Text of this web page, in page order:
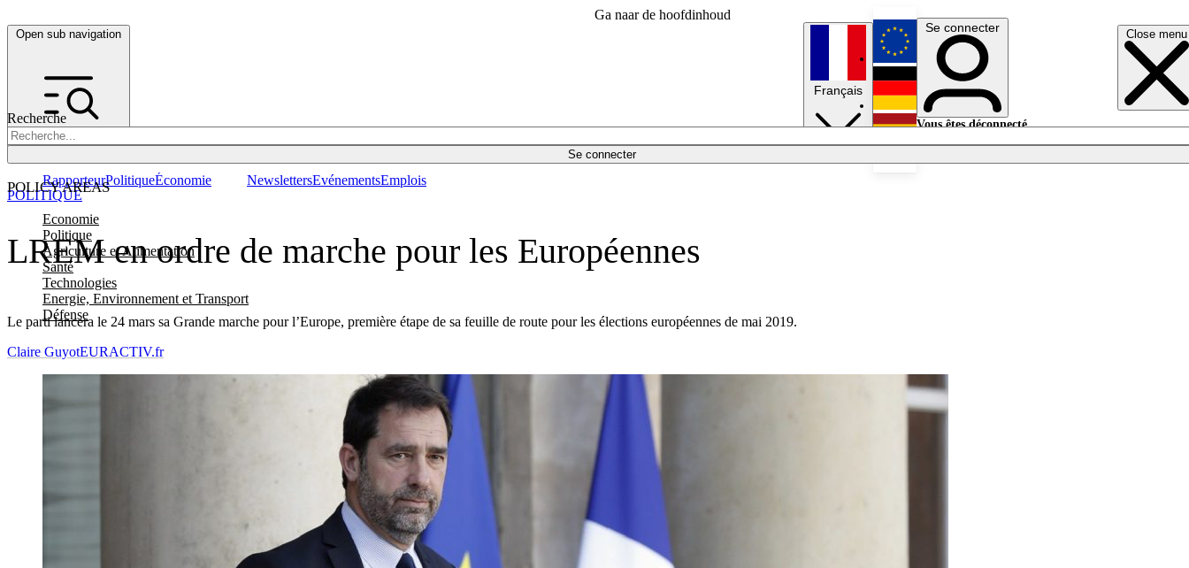
Ga naar de hoofdinhoud
Open sub navigation Close menu
Recherche
Se connecter
POLICY AREAS
Economie
Politique
Agriculture et Alimentation
Santé
Technologies
Energie, Environnement et Transport
Défense
RapporteurPolitiqueÉconomie NewslettersEvénementsEmplois
Français
English
Deutsch
Se connecter
Vous êtes déconnecté.
LREM en ordre de marche pour les Européennes
Le parti lancera le 24 mars sa Grande marche pour l’Europe, première étape de sa feuille de route pour les élections européennes de mai 2019.
POLITIQUE
Claire GuyotEURACTIV.fr